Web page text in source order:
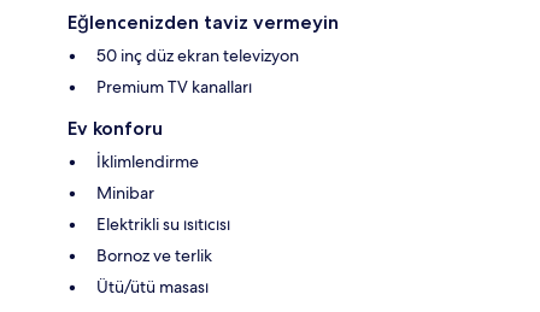
Eğlencenizden taviz vermeyin
50 inç düz ekran televizyon
Premium TV kanalları
Ev konforu
İklimlendirme
Minibar
Elektrikli su ısıtıcısı
Bornoz ve terlik
Ütü/ütü masası